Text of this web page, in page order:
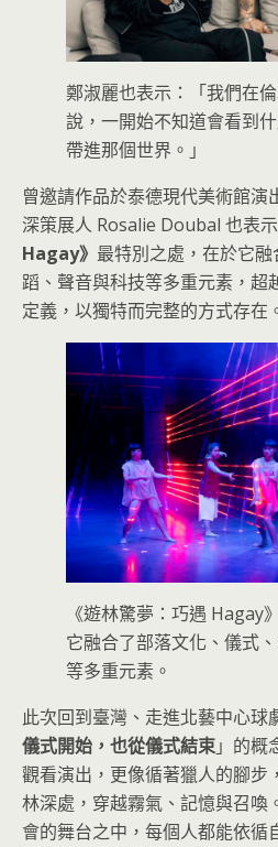
鄭淑麗也表示：「我們在
說，一開始不知道會看到
帶進那個世界。」
曾邀請作品於泰德現代美術館演
深策展人 Rosalie Doubal 也表示
Hagay》 最特別之處，在於它
蹈、聲音與科技等多重元素，超
定義，以獨特而完整的方式存在
《遊林驚夢：巧遇 Hagay
它融合了部落文化、儀式
等多重元素。
此次回到臺灣、走進北藝中心球
儀式開始，也從儀式結束」的概
觀看演出，更像循著獵人的腳步
林深處，穿越霧氣、記憶與召喚
會的舞台之中，每個人都能依循